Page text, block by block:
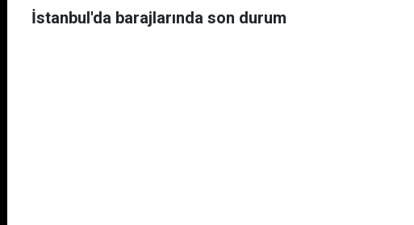
İstanbul'da barajlarında son durum